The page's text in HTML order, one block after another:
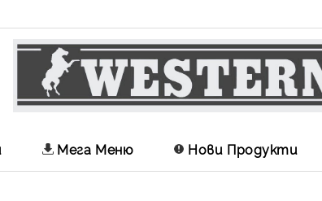
Мега Меню Нови Продукти